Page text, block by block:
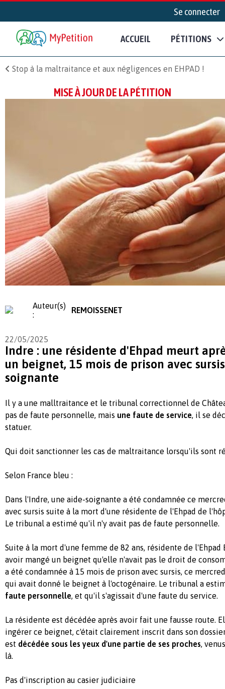
Se connecter
ACCUEIL PÉTITIONS
Stop à la maltraitance et aux négligences en EHPAD !
MISE À JOUR DE LA PÉTITION
Auteur(s)
:
REMOISSENET
22/05/2025
Indre : une résidente d'Ehpad meurt
un beignet, 15 mois de prison avec
soignante
Il y a une malltraitance et le tribunal correctionnel de
pas de faute personnelle, mais une faute de service, il se
statuer.
Qui doit sanctionner les cas de maltraitance lorsqu'ils sont
Selon France bleu :
Dans l'Indre, une aide-soignante a été condamnée ce
avec sursis suite à la mort d'une résidente de l'Ehpad de
Le tribunal a estimé qu'il n'y avait pas de faute personnelle.
Suite à la mort d'une femme de 82 ans, résidente de l'Ehpad
avoir mangé un beignet qu'elle n'avait pas le droit de
a été condamnée à 15 mois de prison avec sursis, ce
qui avait donné le beignet à l'octogénaire. Le tribunal a
faute personnelle, et qu'il s'agissait d'une faute du service.
La résidente est décédée après avoir fait une fausse route.
ingérer ce beignet, c'était clairement inscrit dans son
est décédée sous les yeux d'une partie de ses proches,
là.
Pas d'inscription au casier judiciaire